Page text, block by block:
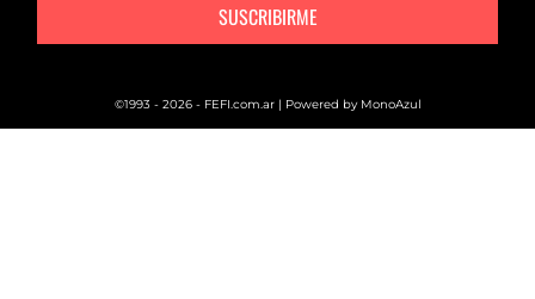
SUSCRIBIRME
©1993 - 2026 - FEFI.com.ar | Powered by MonoAzul